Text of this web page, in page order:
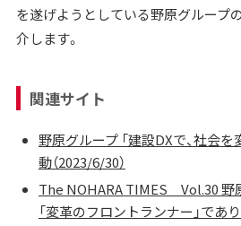
を遂げようとしている野原グループ
介します。
関連サイト
野原グループ 「建設DXで、社会
動（2023/6/30）
The NOHARA TIMES Vol.30 野
「変革のフロントランナー」であ